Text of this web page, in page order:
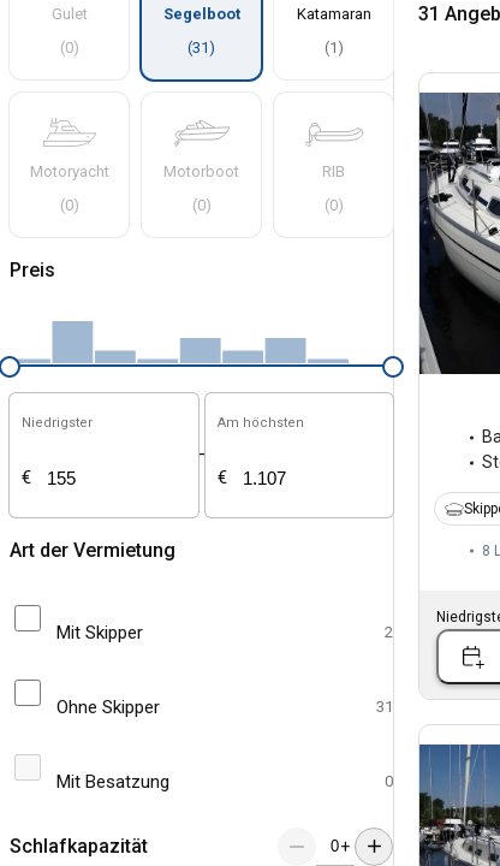
Gulet
(0)
Segelboot
(31)
Katamaran
(1 )
Motoryacht
(0)
Motorboot
(0)
RIB
(0)
Preis
Niedrigster
€
-
Am höchsten
€
Art der Vermietung
Mit Skipper 2
Ohne Skipper 31
Mit Besatzung 0
Schlafkapazität +
31
8